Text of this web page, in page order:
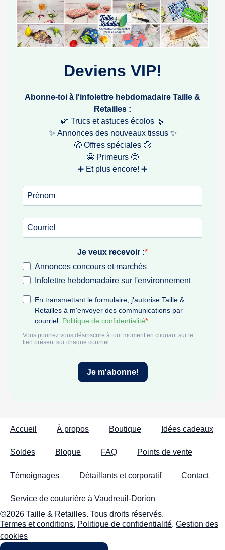
Accueil À propos Boutique Idées cadeaux
Soldes Blogue FAQ Points de vente
Témoignages Détaillants et corporatif Contact
Service de couturière à Vaudreuil-Dorion
©2026 Taille & Retailles. Tous droits réservés.
Termes et conditions. Politique de confidentialité. Gestion des
cookies